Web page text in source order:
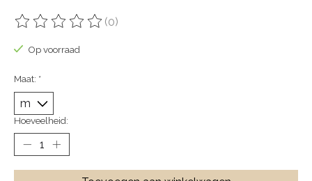
De beoordeling van dit product is
(0)
Op voorraad
Maat: *
Hoeveelheid: